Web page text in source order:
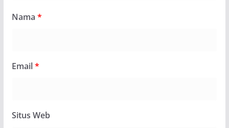
Nama *
Email*
Situs Web